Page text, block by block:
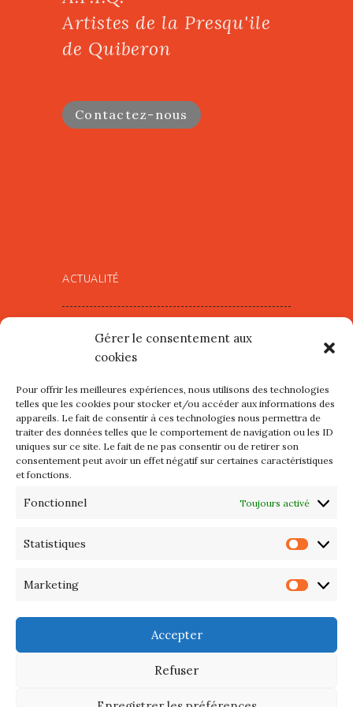
Gérer le consentement aux
cookies
Pour offrir les meilleures expériences, nous utilisons des technologies
telles que les cookies pour stocker et/ou accéder aux informations des
appareils. Le fait de consentir à ces technologies nous permettra de
traiter des données telles que le comportement de navigation ou les ID
uniques sur ce site. Le fait de ne pas consentir ou de retirer son
consentement peut avoir un effet négatif sur certaines caractéristiques
et fonctions.
Fonctionnel Toujours activé
Statistiques
Marketing
Accepter
Refuser
Artistes de la Presqu'ile
de Quiberon
Contactez-nous
ACTUALITÉ
mercredi 12 et jeudi 13 août
2026
Les petits formats du Port
d’Orange : Mercredi 22 juillet de
10h à 20h
2026 – Maison du Phare de
d’artistes – 13 et 14 Septembre